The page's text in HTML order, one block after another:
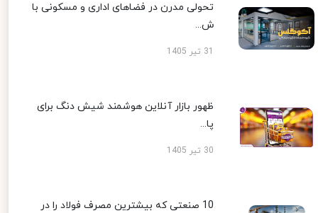
تحولی مدرن در فضاهای اداری و مسکونی با
ش...
ظهور بازار آنلاین هوشمند شیش دنگ برای
پا...
30 تیر 1405
10 صنعتی که بیشترین مصرف فولاد را در